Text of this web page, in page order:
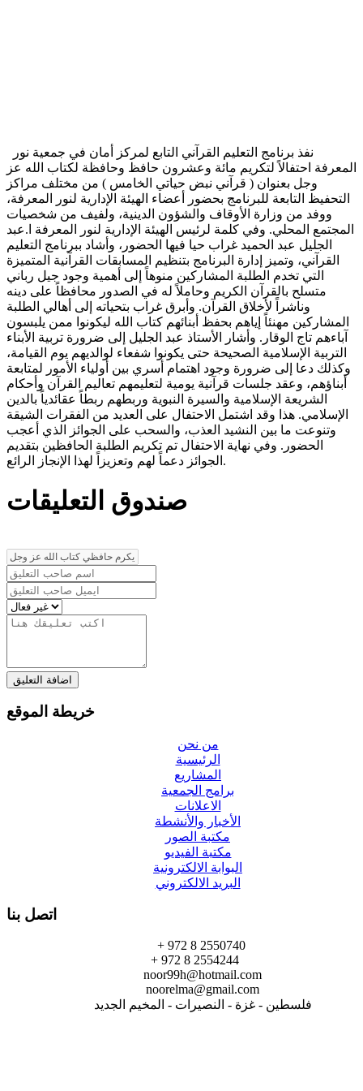
المعرفة احتفالاً لتكريم مائة وعشرون حافظ وحافظة لكتاب الله عز
وجل بعنوان ( قرآني نبض حياتي الخامس ) من مختلف مراكز
التحفيظ التابعة للبرنامج بحضور أعضاء الهيئة الإدارية لنور المعرفة،
ووفد من وزارة الأوقاف والشؤون الدينية، ولفيف من شخصيات
المجتمع المحلي. وفي كلمة لرئيس الهيئة الإدارية لنور المعرفة ا.عبد
الجليل عبد الحميد غراب حيا فيها الحضور، وأشاد ببرنامج التعليم
القرآني، وتميز إدارة البرنامج بتنظيم المسابقات القرآنية المتميزة
التي تخدم الطلبة المشاركين منوهاً إلى أهمية وجود جيل رباني
متسلح بالقرآن الكريم وحاملاً له في الصدور محافظاً على دينه
وناشراً لأخلاق القرآن. وأبرق غراب بتحياته إلى أهالي الطلبة
المشاركين مهنئاً إياهم بحفظ أبنائهم كتاب الله ليكونوا ممن يلبسون
آباءهم تاج الوقار. وأشار الأستاذ عبد الجليل إلى ضرورة تربية الأبناء
التربية الإسلامية الصحيحة حتى يكونوا شفعاء لوالديهم يوم القيامة،
وكذلك دعا إلى ضرورة وجود اهتمام أسري بين أولياء الأمور لمتابعة
أبناؤهم، وعقد جلسات قرآنية يومية لتعليمهم تعاليم القرآن وأحكام
الشريعة الإسلامية والسيرة النبوية وربطهم ربطاً عقائدياً بالدين
الإسلامي. هذا وقد اشتمل الاحتفال على العديد من الفقرات الشيقة
وتنوعت ما بين النشيد العذب، والسحب على الجوائز الذي أعجب
الحضور. وفي نهاية الاحتفال تم تكريم الطلبة الحافظين بتقديم
الجوائز دعماً لهم وتعزيزاً لهذا الإنجاز الرائع.
صندوق التعليقات
اضافة التعليق
خريطة الموقع
من نحن
الرئيسية
المشاريع
برامج الجمعية
الاعلانات
الأخبار والأنشطة
مكتبة الصور
مكتبة الفيديو
البوابة الالكترونية
البريد الالكتروني
اتصل بنا
+ 972 8 2550740
+ 972 8 2554244
noor99h@hotmail.com
noorelma@gmail.com
فلسطين - غزة - النصيرات - المخيم الجديد